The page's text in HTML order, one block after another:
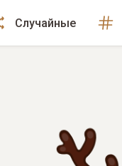
Случайные